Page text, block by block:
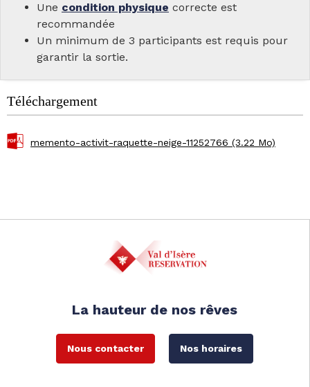
Une condition physique correcte est
recommandée
Un minimum de 3 participants est requis pour
garantir la sortie.
Téléchargement
memento-activit-raquette-neige-11252766 (3.22 Mo)
La hauteur de nos rêves
Nous contacter Nos horaires